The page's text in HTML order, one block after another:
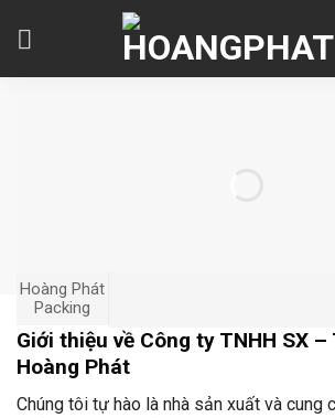
Hoàng Phát
Packing
Giới thiệu về Công ty TNHH SX –
Hoàng Phát
Chúng tôi tự hào là nhà sản xuất và cung